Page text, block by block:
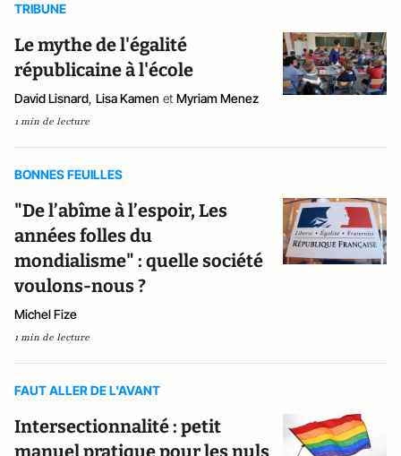
TRIBUNE
Le mythe de l'égalité
républicaine à l'école
David Lisnard, Lisa Kamen et Myriam Menez
1 min de lecture
BONNES FEUILLES
"De l’abîme à l’espoir, Les
années folles du
mondialisme" : quelle société
voulons-nous ?
Michel Fize
1 min de lecture
FAUT ALLER DE L'AVANT
Intersectionnalité : petit
manuel pratique pour les nuls